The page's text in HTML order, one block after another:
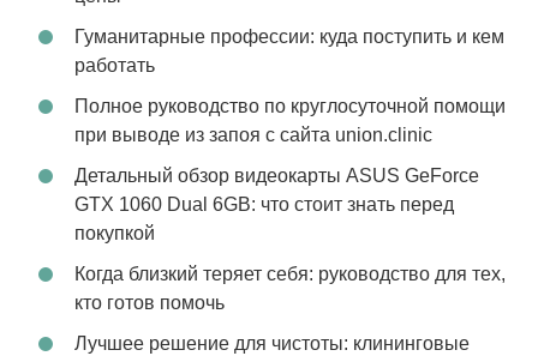
Гуманитарные профессии: куда поступить и кем
работать
Полное руководство по круглосуточной помощи
при выводе из запоя с сайта union.clinic
Детальный обзор видеокарты ASUS GeForce
GTX 1060 Dual 6GB: что стоит знать перед
покупкой
Когда близкий теряет себя: руководство для тех,
кто готов помочь
Лучшее решение для чистоты: клининговые